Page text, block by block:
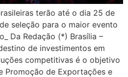
terão até o dia 25 de
seleção para o maior evento
Da Redação (*) Brasília –
de investimentos em
competitivas é o objetivo
Promoção de Exportações e